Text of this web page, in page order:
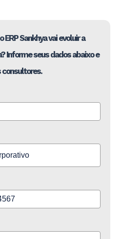
Sankhya vai evoluir a
Informe seus dados abaixo e